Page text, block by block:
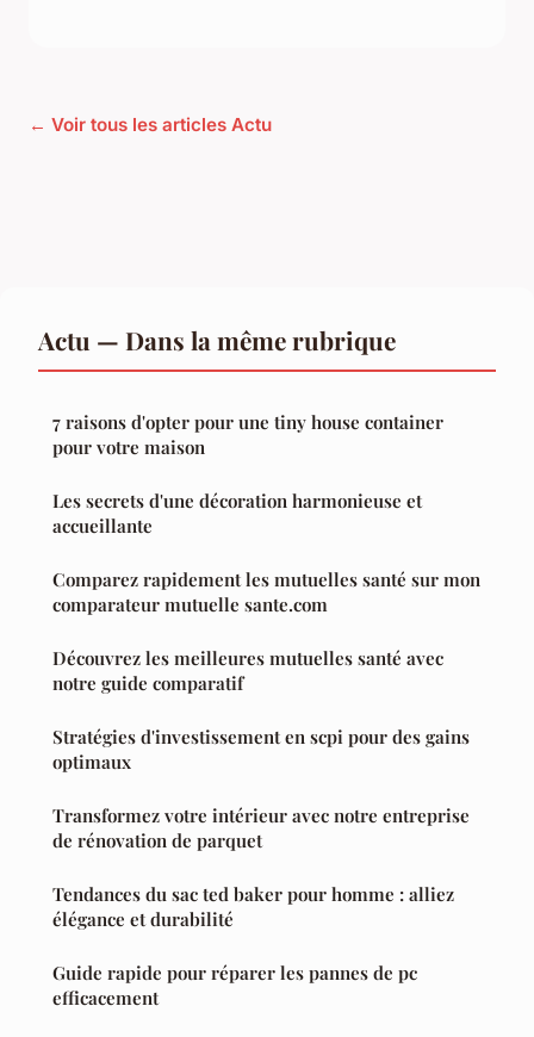
← Voir tous les articles Actu
Actu — Dans la même rubrique
7 raisons d'opter pour une tiny house container
pour votre maison
Les secrets d'une décoration harmonieuse et
accueillante
Comparez rapidement les mutuelles santé sur mon
comparateur mutuelle sante.com
Découvrez les meilleures mutuelles santé avec
notre guide comparatif
Stratégies d'investissement en scpi pour des gains
optimaux
Transformez votre intérieur avec notre entreprise
de rénovation de parquet
Tendances du sac ted baker pour homme : alliez
élégance et durabilité
Guide rapide pour réparer les pannes de pc
efficacement